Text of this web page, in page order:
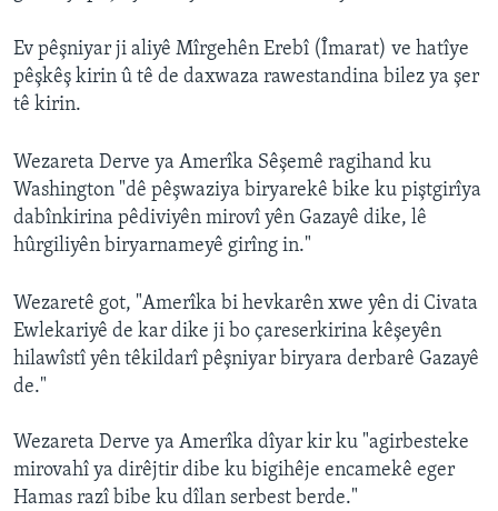
Zimanên Din
Ev pêşniyar ji aliyê Mîrgehên Erebî (Îmarat) ve hatîye
pêşkêş kirin û tê de daxwaza rawestandina bilez ya şer
tê kirin.
Wezareta Derve ya Amerîka Sêşemê ragihand ku
Washington "dê pêşwaziya biryarekê bike ku piştgirîya
dabînkirina pêdiviyên mirovî yên Gazayê dike, lê
hûrgiliyên biryarnameyê girîng in."
Wezaretê got, "Amerîka bi hevkarên xwe yên di Civata
Ewlekariyê de kar dike ji bo çareserkirina kêşeyên
hilawîstî yên têkildarî pêşniyar biryara derbarê Gazayê
de."
Wezareta Derve ya Amerîka dîyar kir ku "agirbesteke
mirovahî ya dirêjtir dibe ku bigihêje encamekê eger
Hamas razî bibe ku dîlan serbest berde."